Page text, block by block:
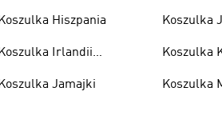
Koszulka Hiszpania
Koszulka Irlandii
Koszulka Jamajki
Koszulka
Koszulka
Koszulka